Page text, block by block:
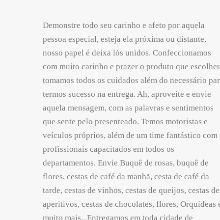
Demonstre todo seu carinho e afeto por aquela
pessoa especial, esteja ela próxima ou distante,
nosso papel é deixa lós unidos. Confeccionamos
com muito carinho e prazer o produto que
tomamos todos os cuidados além do necessário
termos sucesso na entrega. Ah, aproveite e envie
aquela mensagem, com as palavras e sentimentos
que sente pelo presenteado. Temos motoristas e
veículos próprios, além de um time fantástico com
profissionais capacitados em todos os
departamentos. Envie Buquê de rosas, buquê de
flores, cestas de café da manhã, cesta de café da
tarde, cestas de vinhos, cestas de queijos, cestas de
aperitivos, cestas de chocolates, flores, Orquídeas
muito mais...Entregamos em toda cidade de